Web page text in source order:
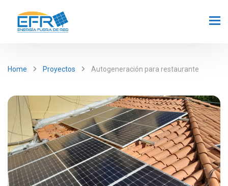
Home Proyectos Autogeneración para restaurante